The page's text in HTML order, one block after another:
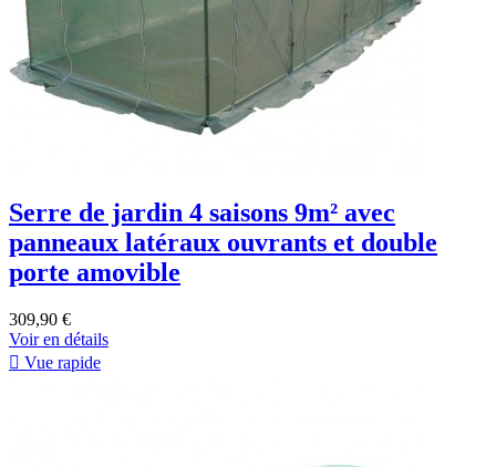
Serre de jardin 4 saisons 9m² avec
panneaux latéraux ouvrants et double
porte amovible
309,90 €
Voir en détails
 Vue rapide